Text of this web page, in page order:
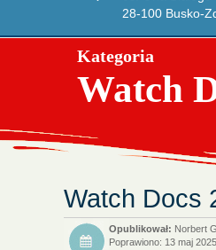
28-100 Busko-
Kategoria
Watch
Watch Docs
Norbert
Poprawiono: 13 maj 2025